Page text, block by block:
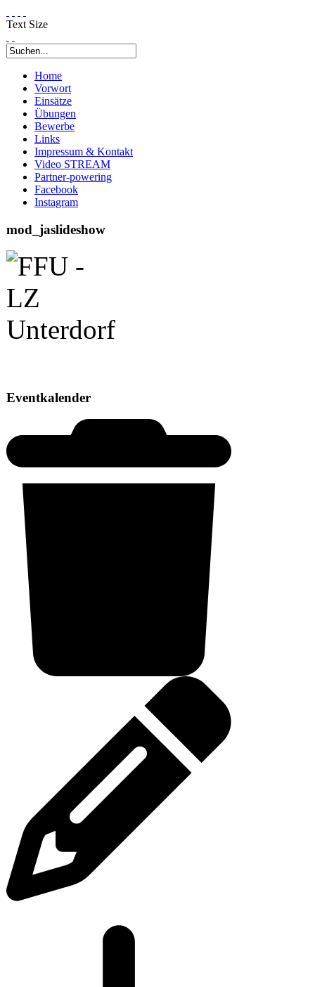
Text Size
Home
Vorwort
Einsätze
Übungen
Bewerbe
Links
Impressum & Kontakt
Video STREAM
Partner-powering
Facebook
Instagram
mod_jaslideshow
Eventkalender